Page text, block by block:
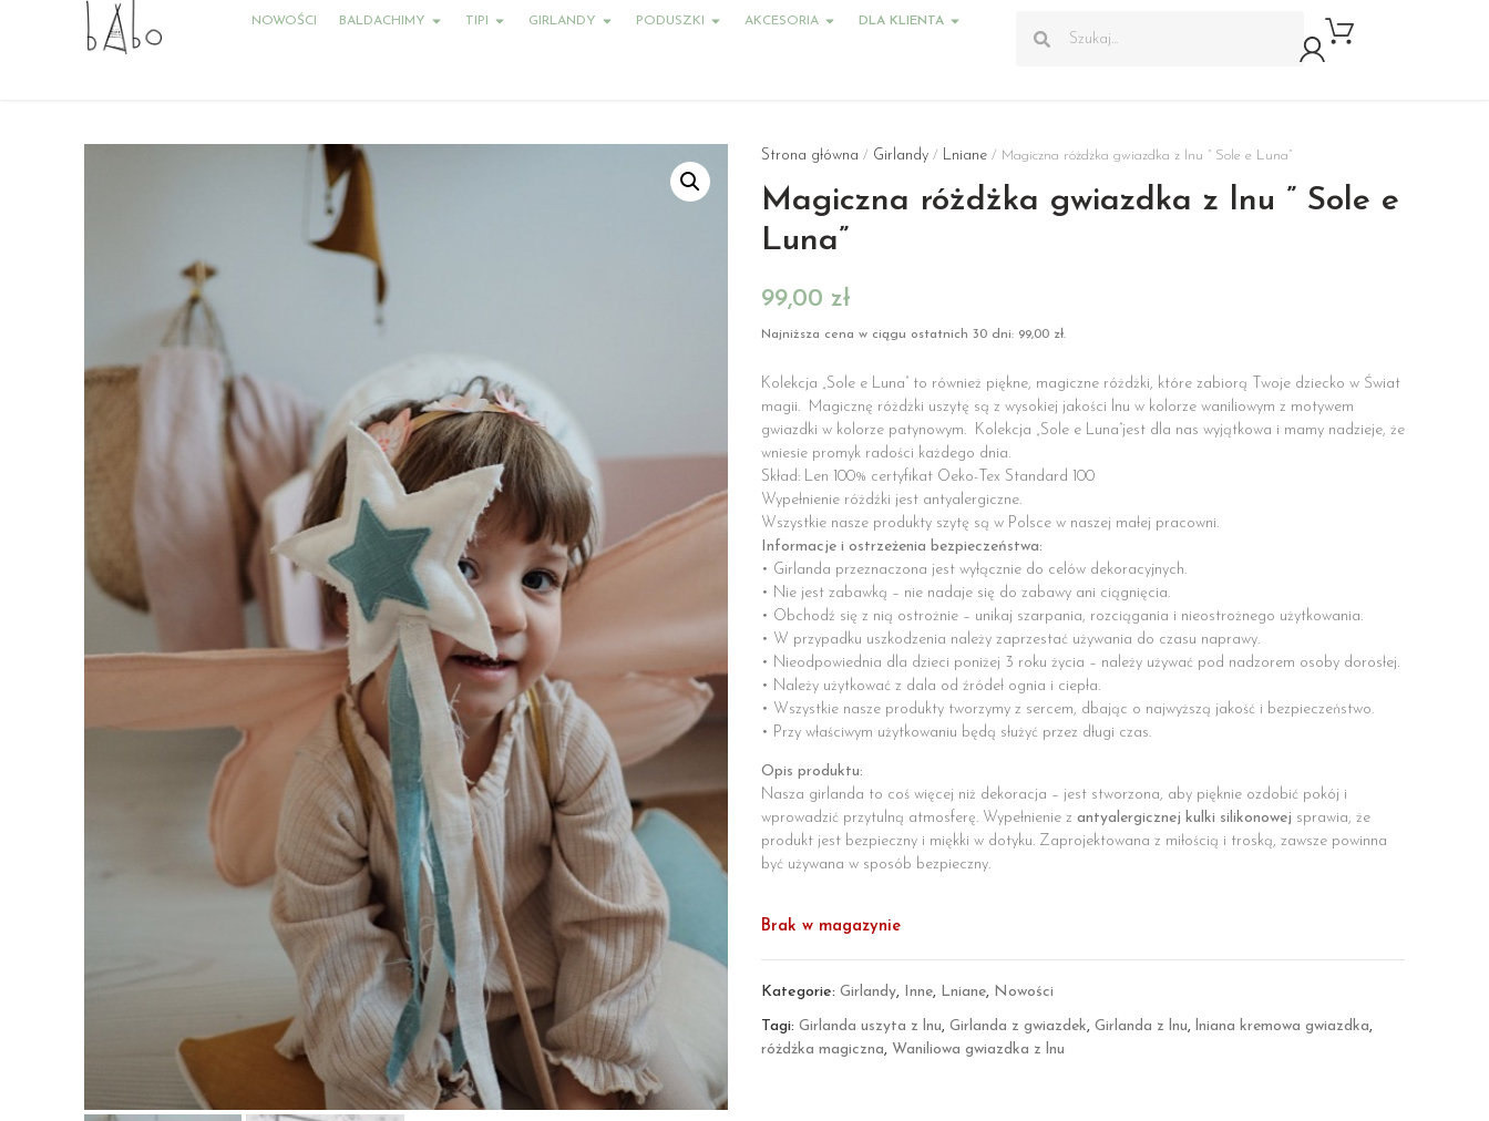
NOWOŚCI BALDACHIMY TIPI GIRLANDY PODUSZKI AKCESORIA DLA KLIENTA
Strona główna / Girlandy / Lniane / Magiczna różdżka gwiazdka z lnu ” Sole e Luna”
Magiczna różdżka gwiazdka z lnu ” Sole e
Luna”
99,00 zł
Najniższa cena w ciągu ostatnich 30 dni: 99,00 zł.
Kolekcja „Sole e Luna” to również piękne, magiczne różdżki, które zabiorą Twoje dziecko w Świat
magii. Magicznę różdżki uszytę są z wysokiej jakości lnu w kolorze waniliowym z motywem
gwiazdki w kolorze patynowym. Kolekcja „Sole e Luna”jest dla nas wyjątkowa i mamy nadzieje, że
wniesie promyk radości każdego dnia.
Skład: Len 100% certyfikat Oeko-Tex Standard 100
Wypełnienie różdźki jest antyalergiczne.
Wszystkie nasze produkty szytę są w Polsce w naszej małej pracowni.
Informacje i ostrzeżenia bezpieczeństwa:
• Girlanda przeznaczona jest wyłącznie do celów dekoracyjnych.
• Nie jest zabawką – nie nadaje się do zabawy ani ciągnięcia.
• Obchodź się z nią ostrożnie – unikaj szarpania, rozciągania i nieostrożnego użytkowania.
• W przypadku uszkodzenia należy zaprzestać używania do czasu naprawy.
• Nieodpowiednia dla dzieci poniżej 3 roku życia – należy używać pod nadzorem osoby dorosłej.
• Należy użytkować z dala od źródeł ognia i ciepła.
• Wszystkie nasze produkty tworzymy z sercem, dbając o najwyższą jakość i bezpieczeństwo.
• Przy właściwym użytkowaniu będą służyć przez długi czas.
Opis produktu:
Nasza girlanda to coś więcej niż dekoracja – jest stworzona, aby pięknie ozdobić pokój i
wprowadzić przytulną atmosferę. Wypełnienie z antyalergicznej kulki silikonowej sprawia, że
produkt jest bezpieczny i miękki w dotyku. Zaprojektowana z miłością i troską, zawsze powinna
być używana w sposób bezpieczny.
Brak w magazynie
Kategorie: Girlandy, Inne, Lniane, Nowości
Tagi: Girlanda uszyta z lnu, Girlanda z gwiazdek, Girlanda z lnu, lniana kremowa gwiazdka,
różdżka magiczna, Waniliowa gwiazdka z lnu